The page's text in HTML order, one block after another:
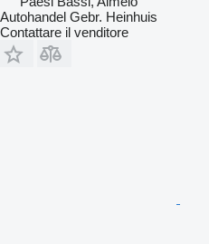
Autohandel Gebr. Heinhuis
Contattare il venditore